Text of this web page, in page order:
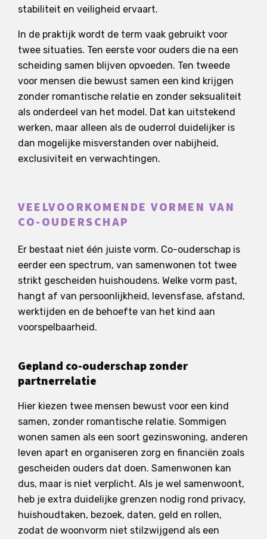
stabiliteit en veiligheid ervaart.
In de praktijk wordt de term vaak gebruikt voor
twee situaties. Ten eerste voor ouders die na een
scheiding samen blijven opvoeden. Ten tweede
voor mensen die bewust samen een kind krijgen
zonder romantische relatie en zonder seksualiteit
als onderdeel van het model. Dat kan uitstekend
werken, maar alleen als de ouderrol duidelijker is
dan mogelijke misverstanden over nabijheid,
exclusiviteit en verwachtingen.
VEELVOORKOMENDE VORMEN VAN
CO-OUDERSCHAP
Er bestaat niet één juiste vorm. Co-ouderschap is
eerder een spectrum, van samenwonen tot twee
strikt gescheiden huishoudens. Welke vorm past,
hangt af van persoonlijkheid, levensfase, afstand,
werktijden en de behoefte van het kind aan
voorspelbaarheid.
Gepland co-ouderschap zonder
partnerrelatie
Hier kiezen twee mensen bewust voor een kind
samen, zonder romantische relatie. Sommigen
wonen samen als een soort gezinswoning, anderen
leven apart en organiseren zorg en financiën zoals
gescheiden ouders dat doen. Samenwonen kan
dus, maar is niet verplicht. Als je wel samenwoont,
heb je extra duidelijke grenzen nodig rond privacy,
huishoudtaken, bezoek, daten, geld en rollen,
zodat de woonvorm niet stilzwijgend als een